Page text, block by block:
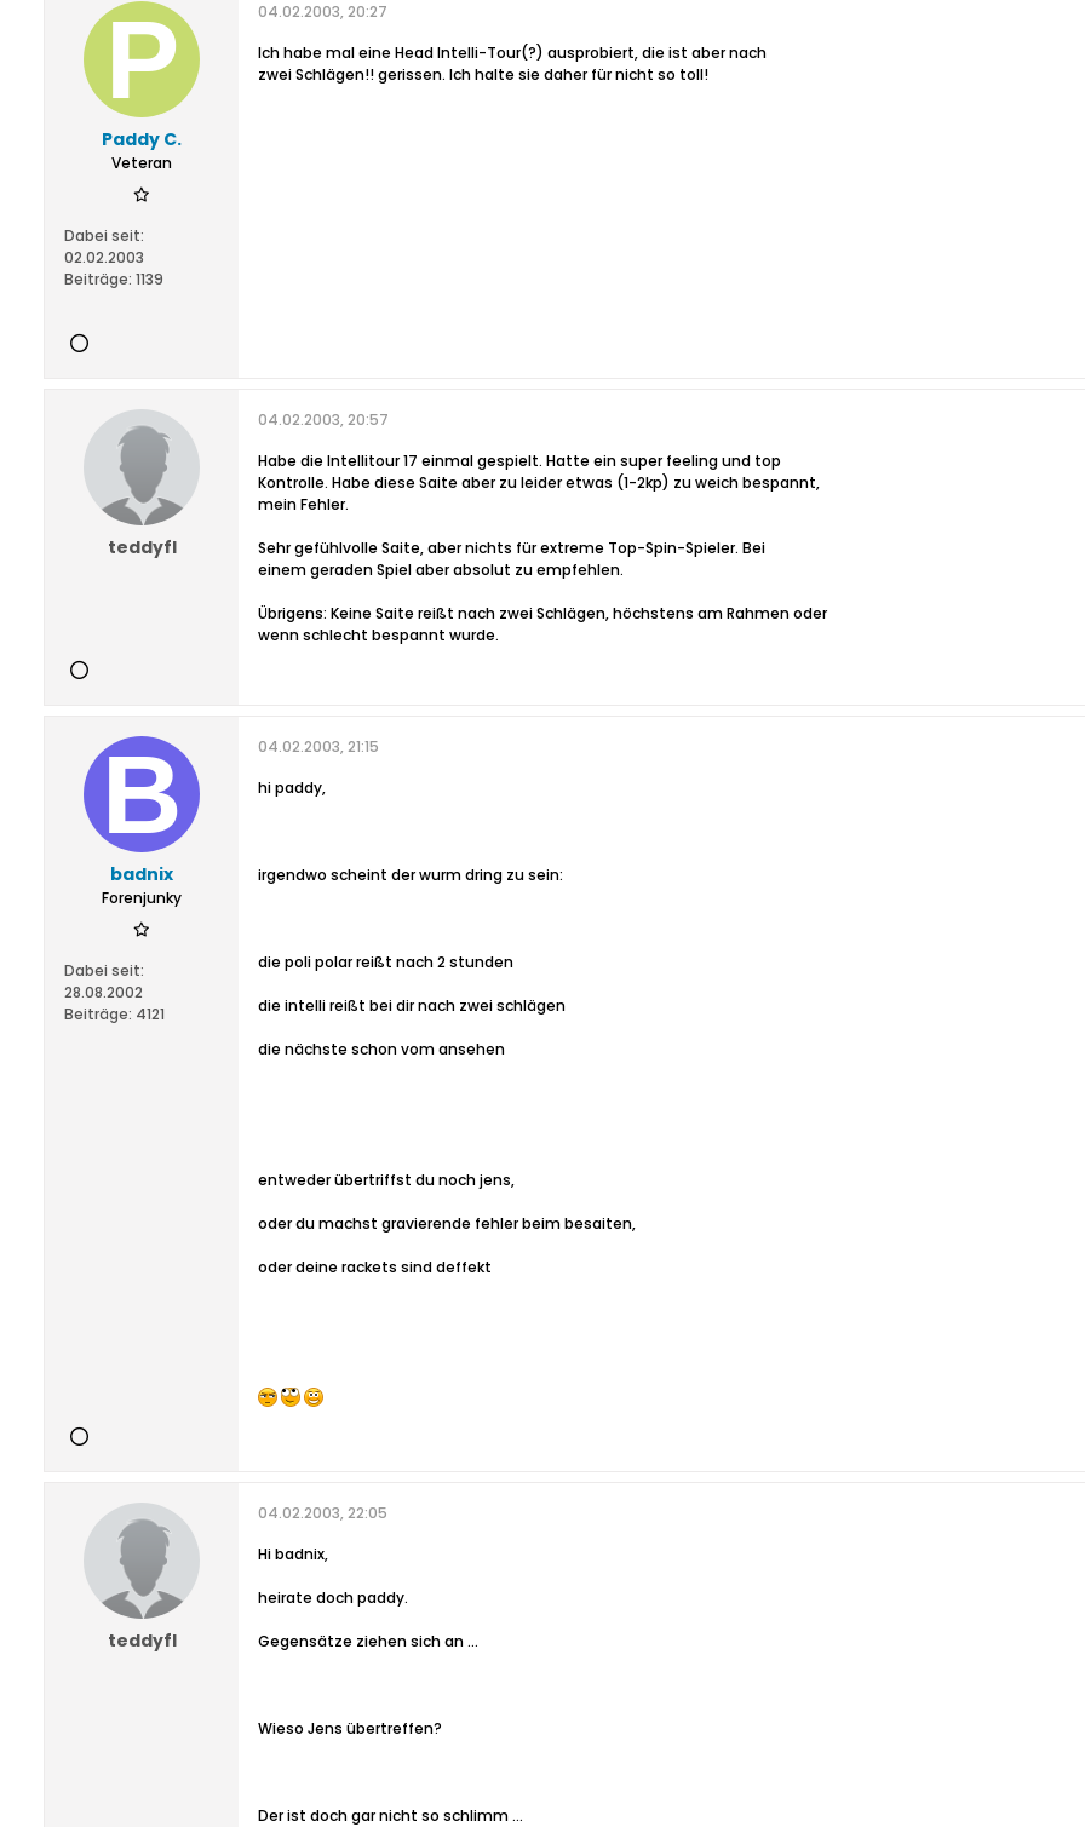
Paddy C.
Veteran
Dabei seit:
02.02.2003
Beiträge: 1139
04.02.2003, 20:27
Ich habe mal eine Head Intelli-Tour(?) ausprobiert, die ist aber nach
zwei Schlägen!! gerissen. Ich halte sie daher für nicht so toll!
teddyfl
04.02.2003, 20:57
Habe die Intellitour 17 einmal gespielt. Hatte ein super feeling und top
Kontrolle. Habe diese Saite aber zu leider etwas (1-2kp) zu weich bespannt,
mein Fehler.
Sehr gefühlvolle Saite, aber nichts für extreme Top-Spin-Spieler. Bei
einem geraden Spiel aber absolut zu empfehlen.
Übrigens: Keine Saite reißt nach zwei Schlägen, höchstens am Rahmen oder
wenn schlecht bespannt wurde.
badnix
Forenjunky
Dabei seit:
28.08.2002
Beiträge: 4121
04.02.2003, 21:15
hi paddy,
irgendwo scheint der wurm dring zu sein:
die poli polar reißt nach 2 stunden
die intelli reißt bei dir nach zwei schlägen
die nächste schon vom ansehen
entweder übertriffst du noch jens,
oder du machst gravierende fehler beim besaiten,
oder deine rackets sind deffekt
teddyfl
04.02.2003, 22:05
Hi badnix,
heirate doch paddy.
Gegensätze ziehen sich an ...
Wieso Jens übertreffen?
Der ist doch gar nicht so schlimm ...